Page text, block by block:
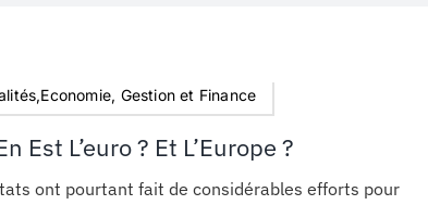
Gestion et Finance
Est L’euro ? Et L’Europe ?
ont pourtant fait de considérables efforts pour